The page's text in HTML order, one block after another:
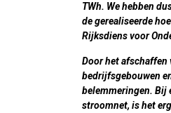
TWh. We hebben
de gerealiseerde
Rijksdiens voor
Door het afschaffen
bedrijfsgebouwen
belemmeringen. Bij
stroomnet, is het